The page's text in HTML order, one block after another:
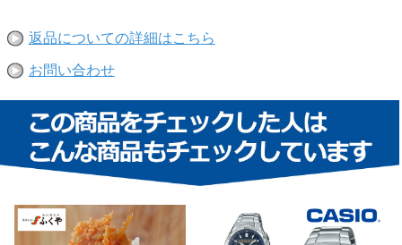
返品についての詳細はこちら
お問い合わせ